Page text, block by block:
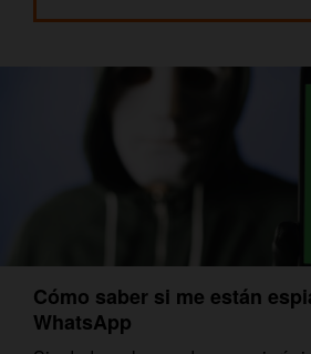
Cómo saber si me están
WhatsApp